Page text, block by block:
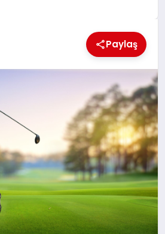
Paylaş